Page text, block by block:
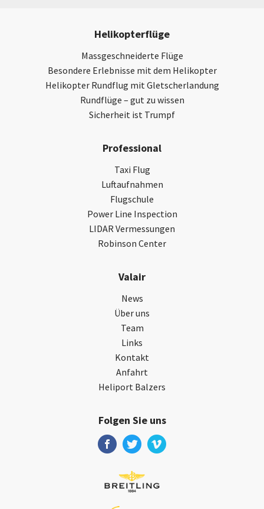
Helikopterflüge
Massgeschneiderte Flüge
Besondere Erlebnisse mit dem Helikopter
Helikopter Rundflug mit Gletscherlandung
Rundflüge – gut zu wissen
Sicherheit ist Trumpf
Professional
Taxi Flug
Luftaufnahmen
Flugschule
Power Line Inspection
LIDAR Vermessungen
Robinson Center
Valair
News
Über uns
Team
Links
Kontakt
Anfahrt
Heliport Balzers
Folgen Sie uns